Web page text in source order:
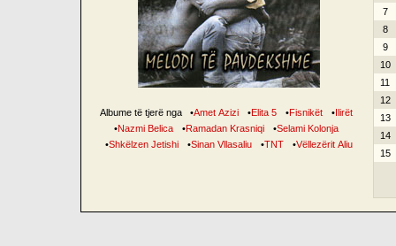
Albume të tjerë nga •Amet Azizi •Elita 5 •Fisnikët •Ilirët
•Nazmi Belica •Ramadan Krasniqi •Selami Kolonja
•Shkëlzen Jetishi •Sinan Vllasaliu •TNT •Vëllezërit Aliu
7
8
9
10
11
12
13
14
15